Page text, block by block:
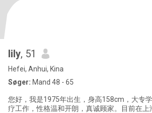
lily, 51
Hefei, Anhui, Kina
Søger: Mand 48 - 65
您好，我是1975年出生，身高158cm，大专
疗工作，性格温和开朗，真诚顾家。目前在上